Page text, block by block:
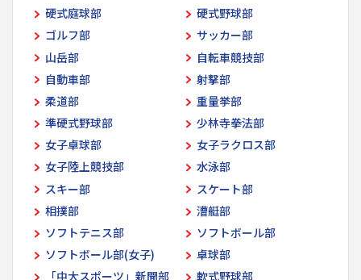
硬式庭球部
硬式野球部
ゴルフ部
サッカー部
山岳部
自転車競技部
自動車部
射撃部
柔道部
重量挙部
準硬式野球部
少林寺拳法部
女子卓球部
女子ラクロス部
女子陸上競技部
水泳部
スキー部
スケート部
相撲部
漕艇部
ソフトテニス部
ソフトボール部
ソフトボール部(女子)
卓球部
「中大スポーツ」新聞部
軟式野球部